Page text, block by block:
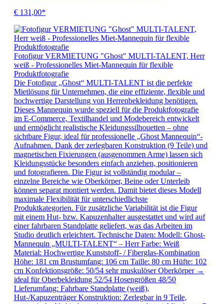
€ 131,00*
Fotofigur VERMIETUNG "Ghost" MULTI-TALENT, Herr
weiß - Professionelles Miet-Mannequin für flexible
Produktfotografie
Die Fotofigur „Ghost“ MULTI-TALENT ist die perfekte
Mietlösung für Unternehmen, die eine effiziente, flexible und
hochwertige Darstellung von Herrenbekleidung benötigen.
Dieses Mannequin wurde speziell für die Produktfotografie
im E-Commerce, Textilhandel und Modebereich entwickelt
und ermöglicht realistische Kleidungssilhouetten – ohne
sichtbare Figur, ideal für professionelle „Ghost Mannequin“-
Aufnahmen. Dank der zerlegbaren Konstruktion (9 Teile) und
magnetischen Fixierungen (ausgenommen Arme) lassen sich
Kleidungsstücke besonders einfach anziehen, positionieren
und fotografieren. Die Figur ist vollständig modular –
einzelne Bereiche wie Oberkörper, Beine oder Unterleib
können separat montiert werden. Damit bietet dieses Modell
maximale Flexibilität für unterschiedlichste
Produktkategorien. Für zusätzliche Variabilität ist die Figur
mit einem Hut- bzw. Kapuzenhalter ausgestattet und wird auf
einer fahrbaren Standplatte geliefert, was das Arbeiten im
Studio deutlich erleichtert. Technische Daten: Modell: Ghost-
Mannequin „MULTI-TALENT“ – Herr Farbe: Weiß
Material: Hochwertige Kunststoff- / Fiberglas-Kombination
Höhe: 181 cm Brustumfang: 106 cm Taille: 80 cm Hüfte: 102
cm Konfektionsgröße: 50/54 sehr muskulöser Oberkörper →
ideal für Oberbekleidung 52/54 Hosengrößen 48/50
Lieferumfang: Fahrbare Standplatte (weiß),
Hut-/Kapuzenträger Konstruktion: Zerlegbar in 9 Teile,